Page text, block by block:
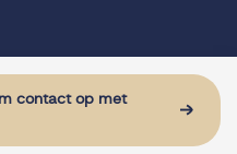
contact op met
Digital